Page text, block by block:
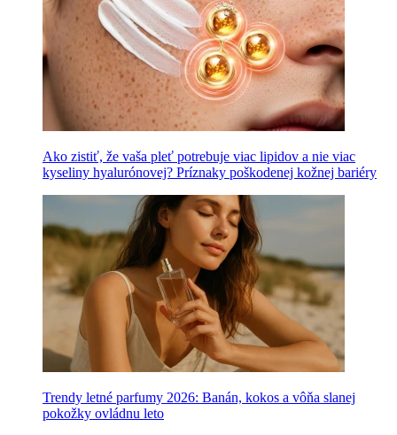
Ako zistiť, že vaša pleť potrebuje viac lipidov a nie viac
kyseliny hyalurónovej? Príznaky poškodenej kožnej bariéry
Trendy letné parfumy 2026: Banán, kokos a vôňa slanej
pokožky ovládnu leto